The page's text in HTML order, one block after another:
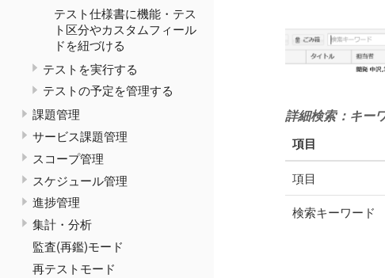
テスト仕様書に機能・テス
ト区分やカスタムフィール
ドを紐づける
テストを実行する
テストの予定を管理する
課題管理
サービス課題管理
スコープ管理
スケジュール管理
進捗管理
集計・分析
監査(再鑑)モード
再テストモード
詳細検索：キー
項目
項目
検索キーワード